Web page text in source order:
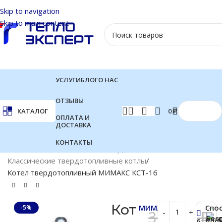
Skip to navigation
Skip to main content
КАТАЛОГ
УСЛУГИБЛОГО НАС
ОТЗЫВЫ
ОПЛАТА И
ДОСТАВКА
КОНТАКТЫ
0₽
Классические твердотопливные котлы
Котел твердотопливный МИМАКС КСТ-16
-5%
Кот МИМАКС
31 500₽